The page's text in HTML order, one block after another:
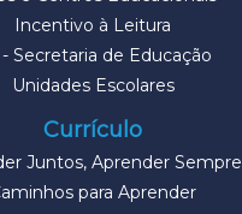
Incentivo à Leitura
- Secretaria de Educação
Unidades Escolares
Currículo
Juntos, Aprender Sempre
para Aprender